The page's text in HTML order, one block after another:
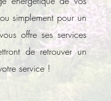
simplement pour un
offre ses services
de retrouver un
service !